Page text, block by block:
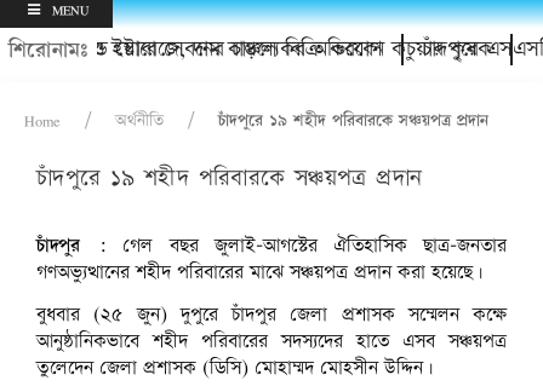
MENU
শিরোনামঃ
হয়রানি ও ইয়াবা সেবনের চাঞ্চল্যকর অভিযোগ চাঁদপুরে এসএসসি
কোল্ড স্টোরেজে, দাম বাড়লে বিক্রি করবেন কচুয়ার কৃষক
Home অর্থনীতি চাঁদপুরে ১৯ শহীদ পরিবারকে সঞ্চয়পত্র প্রদান
চাঁদপুরে ১৯ শহীদ পরিবারকে সঞ্চয়পত্র প্রদান
চাঁদপুর : গেল বছর জুলাই-আগস্টের ঐতিহাসিক ছাত্র-জনতার
গণঅভ্যুত্থানের শহীদ পরিবারের মাঝে সঞ্চয়পত্র প্রদান করা হয়েছে।
বুধবার (২৫ জুন) দুপুরে চাঁদপুর জেলা প্রশাসক সম্মেলন কক্ষে
আনুষ্ঠানিকভাবে শহীদ পরিবারের সদস্যদের হাতে এসব সঞ্চয়পত্র
তুলেদেন জেলা প্রশাসক (ডিসি) মোহাম্মদ মোহসীন উদ্দিন।